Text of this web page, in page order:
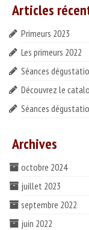
Nos partenaires
Idées recettes
ESPACE PROS
Notre offre
Catalogue pro
Articles
Primeurs 2023
Les primeurs 2022
Séances
Découvrez le
Séances
Archives
octobre 2024
juillet 2023
septembre 2022
juin 2022